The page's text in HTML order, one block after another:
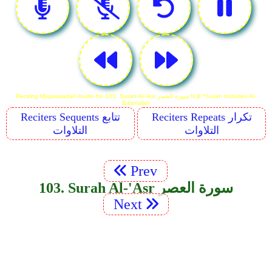
Reciting Mujawwadah Audio for 103. Surah Al-'Asr سورة العصر N.B *Surah Includes Al-
Basmalah
Reciters Sequents تتابع
التلاوات
Reciters Repeats تكرار
التلاوات
Prev
103. Surah Al-'Asr سورة العصر
Next